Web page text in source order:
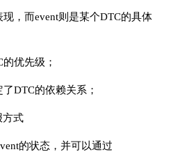
，而event则是某个DTC的具体
优先级；
DTC的依赖关系；
方式
的状态，并可以通过